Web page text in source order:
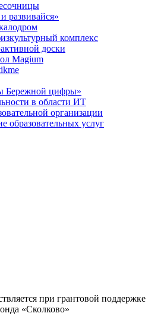
развивайся»
комплекс
доски
Magium
Бережной цифры»
в области ИТ
организации
образовательных услуг
при грантовой поддержке
«Сколково»